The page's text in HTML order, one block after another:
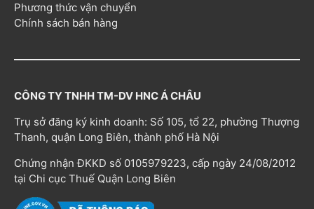
Phương thức vận chuyển
Chính sách bán hàng
CÔNG TY TNHH TM-DV HNC Á CHÂU
Trụ sở đăng ký kinh doanh: Số 105, tổ 22, phường Thượng
Thanh, quận Long Biên, thành phố Hà Nội
Chứng nhận ĐKKD số 0105979223, cấp ngày 24/08/2012
tại Chi cục Thuế Quận Long Biên